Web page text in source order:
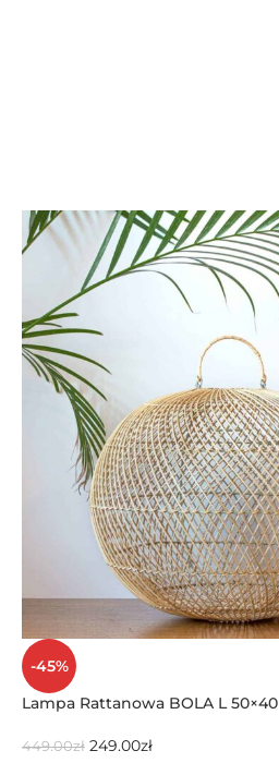
-45%
Lampa Rattanowa BOLA L 50×40
449.00zł 249.00zł